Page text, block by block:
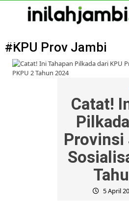
#KPU Prov Jambi
Catat!
Provinsi
5 April